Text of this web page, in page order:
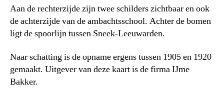
Aan de rechterzijde zijn twee schilders zichtbaar en ook
de achterzijde van de ambachtsschool. Achter de bomen
ligt de spoorlijn tussen Sneek-Leeuwarden.
Naar schatting is de opname ergens tussen 1905 en 1920
gemaakt. Uitgever van deze kaart is de firma IJme
Bakker.